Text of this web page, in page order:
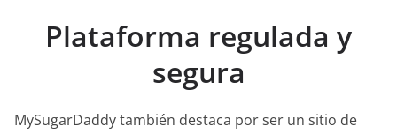
Plataforma regulada y
segura
MySugarDaddy también destaca por ser un sitio de